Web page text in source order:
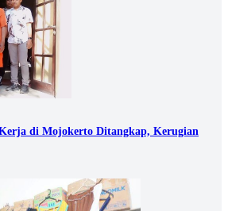
di Mojokerto Ditangkap, Kerugian